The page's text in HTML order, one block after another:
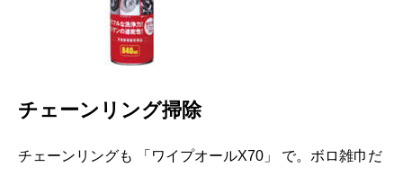
チェーンリング掃除
チェーンリングも 「ワイプオールX70」 で。ボロ雑巾だ